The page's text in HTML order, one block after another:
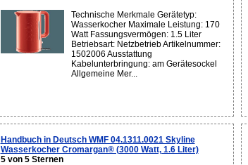
Technische Merkmale Gerätetyp:
Wasserkocher Maximale Leistung: 170
Watt Fassungsvermögen: 1.5 Liter
Betriebsart: Netzbetrieb Artikelnummer:
1502006 Ausstattung
Kabelunterbringung: am Gerätesockel
Allgemeine Mer...
Handbuch in Deutsch WMF 04.1311.0021 Skyline
Wasserkocher Cromargan® (3000 Watt, 1.6 Liter)
5 von 5 Sternen